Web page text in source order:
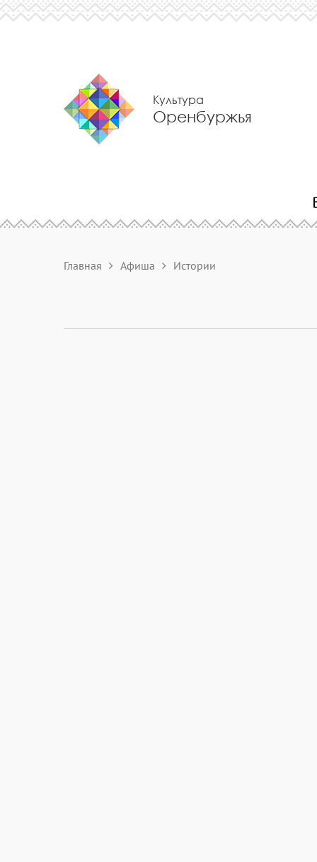
Культура
Оренбуржья
Главная Афиша Истории